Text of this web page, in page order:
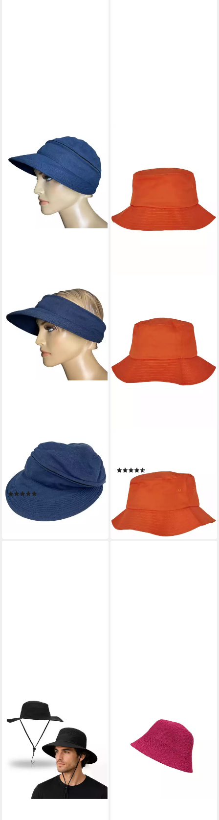
Sonnenhut Visor Cap 2in1
Sonnencap Basecap &
Sonnenschutz in Einem,
unisex, aus Leinen
(9)
29,95 €
lieferbar - in 3-4 Werktagen bei dir
(2)
ab 25,69 €
lieferbar - in 2-3 Werktagen bei dir